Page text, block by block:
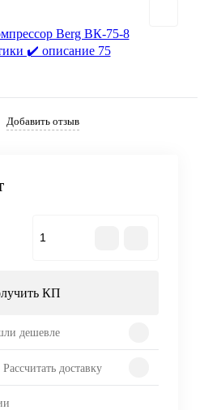
Добавить отзыв
КП
дешевле
Рассчитать доставку